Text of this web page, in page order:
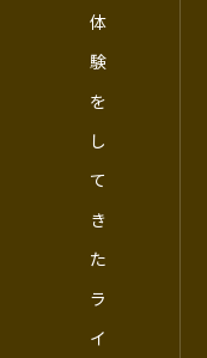
体
験
を
し
て
き
た
ラ
イ